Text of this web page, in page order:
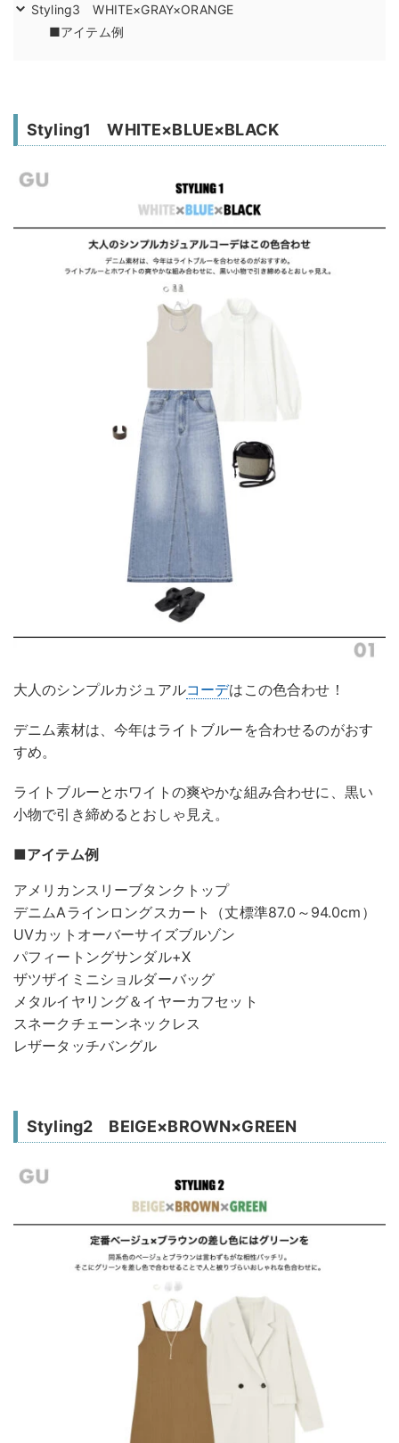
Styling3 WHITE×GRAY×ORANGE
■アイテム例
Styling1 WHITE×BLUE×BLACK
大人のシンプルカジュアルコーデはこの色合わせ！
デニム素材は、今年はライトブルーを合わせるのがおす
すめ。
ライトブルーとホワイトの爽やかな組み合わせに、黒い
小物で引き締めるとおしゃ見え。
■アイテム例
アメリカンスリーブタンクトップ
デニムAラインロングスカート（丈標準87.0～94.0cm）
UVカットオーバーサイズブルゾン
パフィートングサンダル+X
ザツザイミニショルダーバッグ
メタルイヤリング＆イヤーカフセット
スネークチェーンネックレス
レザータッチバングル
Styling2 BEIGE×BROWN×GREEN